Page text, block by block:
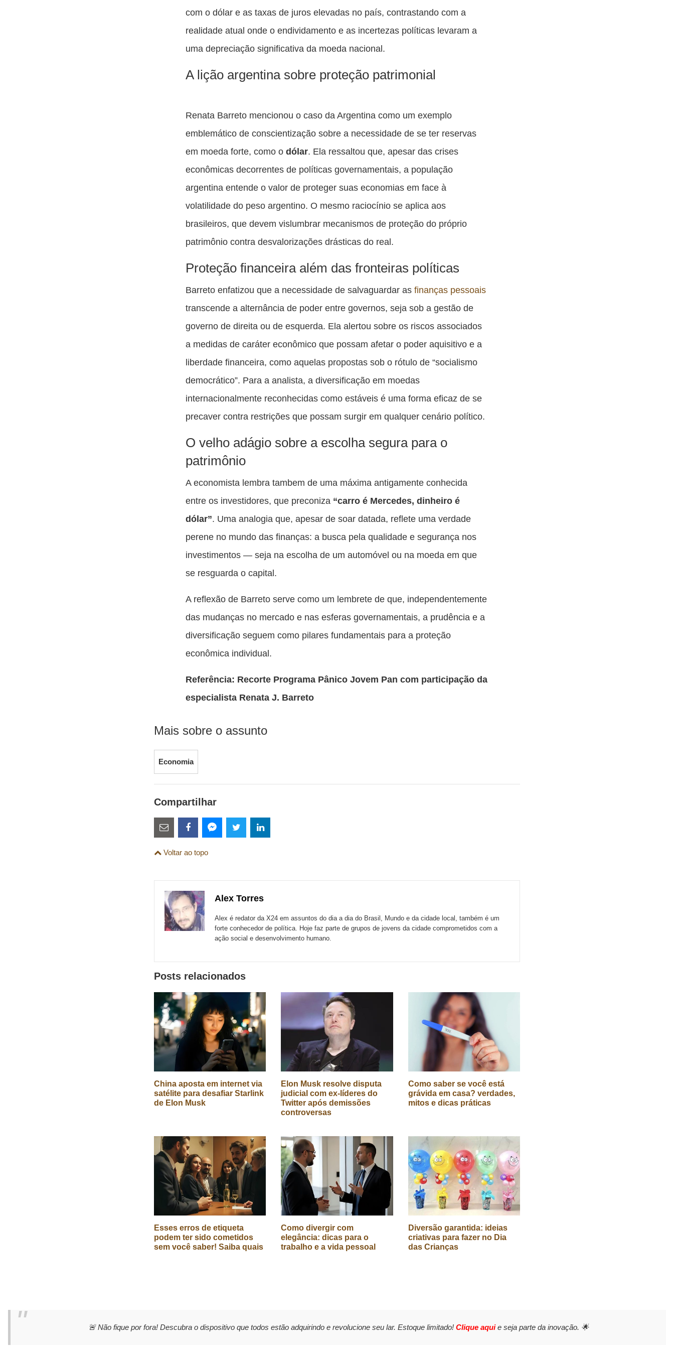
com o dólar e as taxas de juros elevadas no país, contrastando com a
realidade atual onde o endividamento e as incertezas políticas levaram a
uma depreciação significativa da moeda nacional.
A lição argentina sobre proteção patrimonial
Renata Barreto mencionou o caso da Argentina como um exemplo
emblemático de conscientização sobre a necessidade de se ter reservas
em moeda forte, como odólar. Ela ressaltou que, apesar das crises
econômicas decorrentes de políticas governamentais, a população
argentina entende o valor de proteger suas economias em face à
volatilidade do peso argentino. O mesmo raciocínio se aplica aos
brasileiros, que devem vislumbrar mecanismos de proteção do próprio
patrimônio contra desvalorizações drásticas do real.
Proteção financeira além das fronteiras políticas
Barreto enfatizou que a necessidade de salvaguardar as finanças pessoais
transcende a alternância de poder entre governos, seja sob a gestão de
governo de direita ou de esquerda. Ela alertou sobre os riscos associados
a medidas de caráter econômico que possam afetar o poder aquisitivo e a
liberdade financeira, como aquelas propostas sob o rótulo de “socialismo
democrático”. Para a analista, a diversificação em moedas
internacionalmente reconhecidas como estáveis é uma forma eficaz de se
precaver contra restrições que possam surgir em qualquer cenário político.
O velho adágio sobre a escolha segura para o
patrimônio
A economista lembra tambem de uma máxima antigamente conhecida
entre os investidores, que preconiza “carro é Mercedes, dinheiro é
dólar”. Uma analogia que, apesar de soar datada, reflete uma verdade
perene no mundo das finanças: a busca pela qualidade e segurança nos
investimentos — seja na escolha de um automóvel ou na moeda em que
se resguarda o capital.
A reflexão de Barreto serve como um lembrete de que, independentemente
das mudanças no mercado e nas esferas governamentais, a prudência e a
diversificação seguem como pilares fundamentais para a proteção
econômica individual.
Referência: Recorte Programa Pânico Jovem Pan com participação da
especialista Renata J. Barreto
Mais sobre o assunto
Economia
Compartilhar
Estes
links
são
sites
externos
sociais
com
Email
esta
com
Facebook
Voltar ao topo
Alex Torres
Alex é redator da X24 em assuntos do dia a dia do Brasil, Mundo e da cidade local, também é um
forte conhecedor de política. Hoje faz parte de grupos de jovens da cidade comprometidos com a
ação social e desenvolvimento humano.
Posts relacionados
China aposta em internet via
satélite para desafiar Starlink
de Elon Musk
Elon Musk resolve disputa
judicial com ex-líderes do
Twitter após demissões
controversas
Como saber se você está
grávida em casa? verdades,
mitos e dicas práticas
Esses erros de etiqueta
podem ter sido cometidos
sem você saber! Saiba quais
Como divergir com
elegância: dicas para o
trabalho e a vida pessoal
Diversão garantida: ideias
criativas para fazer no Dia
das Crianças
🚨 Não fique por fora! Descubra o dispositivo que todos estão adquirindo e revolucione seu lar. Estoque limitado! Clique aquie seja parte da inovação. 🌟